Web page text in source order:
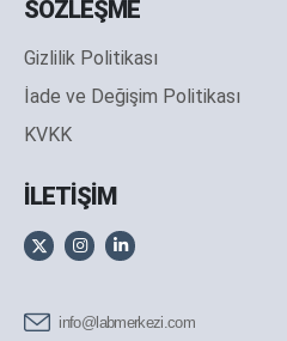
SÖZLEŞME
Gizlilik Politikası
İade ve Değişim Politikası
KVKK
İLETİŞİM
info@labmerkezi.com